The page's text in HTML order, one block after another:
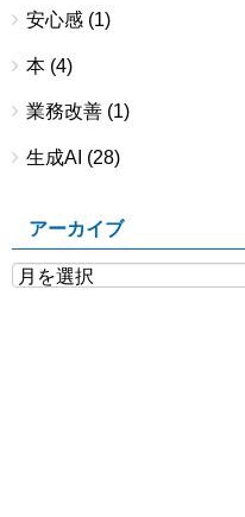
安心感 (1)
本 (4)
業務改善 (1)
生成AI (28)
アーカイブ